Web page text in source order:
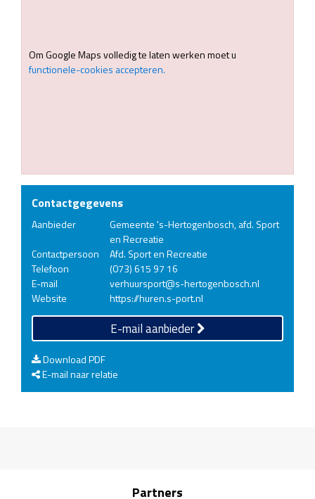
Om Google Maps volledig te laten werken moet u
functionele-cookies accepteren.
Contactgegevens
Aanbieder
Gemeente 's-Hertogenbosch, afd. Sport
en Recreatie
Contactpersoon
Afd. Sport en Recreatie
Telefoon
(073) 615 97 16
E-mail
verhuursport@s-hertogenbosch.nl
Website
https://huren.s-port.nl
E-mail aanbieder
Download PDF
E-mail naar relatie
Partners